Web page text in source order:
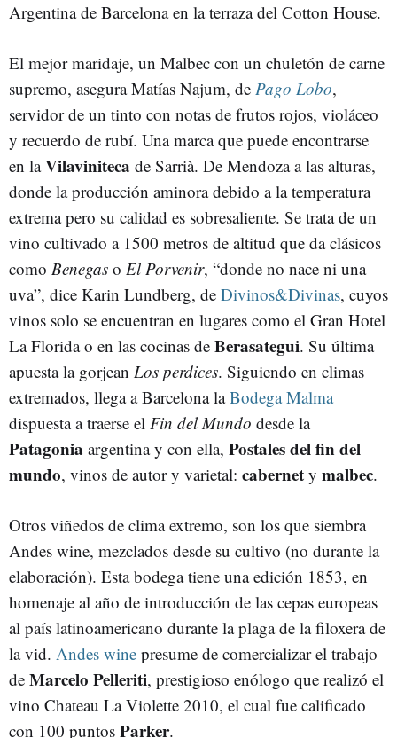
Argentina de Barcelona en la terraza del Cotton House.
El mejor maridaje, un Malbec con un chuletón de carne
supremo, asegura Matías Najum, de Pago Lobo,
servidor de un tinto con notas de frutos rojos, violáceo
y recuerdo de rubí. Una marca que puede encontrarse
en laVilaviniteca de Sarrià. De Mendoza a las alturas,
donde la producción aminora debido a la temperatura
extrema pero su calidad es sobresaliente. Se trata de un
vino cultivado a 1500 metros de altitud que da clásicos
como Benegas o El Porvenir, “donde no nace ni una
uva”, dice Karin Lundberg, de Divinos&Divinas, cuyos
vinos solo se encuentran en lugares como el Gran Hotel
La Florida o en las cocinas de Berasategui. Su última
apuesta la gorjean Los perdices. Siguiendo en climas
extremados, llega a Barcelona laBodega Malma
dispuesta a traerse el Fin del Mundo desde la
Patagonia argentina y con ella, Postales del fin del
mundo, vinos de autor y varietal: cabernet y malbec.
Otros viñedos de clima extremo, son los que siembra
Andes wine, mezclados desde su cultivo (no durante la
elaboración). Esta bodega tiene una edición 1853, en
homenaje al año de introducción de las cepas europeas
al país latinoamericano durante la plaga de la filoxera de
la vid. Andes wine presume de comercializar el trabajo
de Marcelo Pelleriti, prestigioso enólogo que realizó el
vino Chateau La Violette 2010, el cual fue calificado
con 100 puntos Parker.